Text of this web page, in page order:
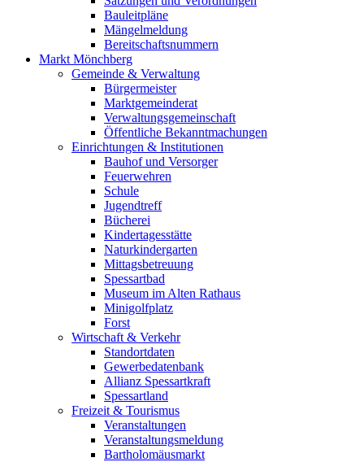
Bauleitpläne
Mängelmeldung
Bereitschaftsnummern
Markt Mönchberg
Gemeinde & Verwaltung
Bürgermeister
Marktgemeinderat
Verwaltungsgemeinschaft
Öffentliche Bekanntmachungen
Einrichtungen & Institutionen
Bauhof und Versorger
Feuerwehren
Schule
Jugendtreff
Bücherei
Kindertagesstätte
Naturkindergarten
Mittagsbetreuung
Spessartbad
Museum im Alten Rathaus
Minigolfplatz
Forst
Wirtschaft & Verkehr
Standortdaten
Gewerbedatenbank
Allianz Spessartkraft
Spessartland
Freizeit & Tourismus
Veranstaltungen
Veranstaltungsmeldung
Bartholomäusmarkt